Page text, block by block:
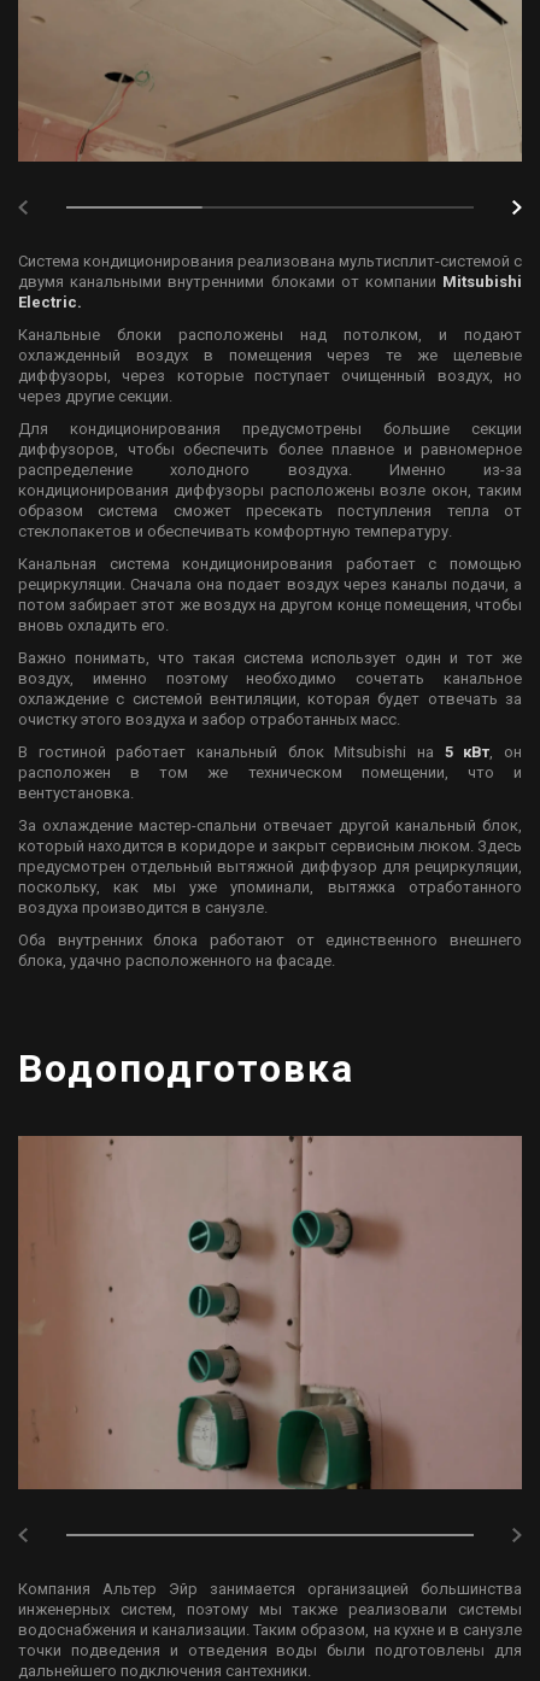
Система кондиционирования реализована мультисплит-системой с
двумя канальными внутренними блоками от компании Mitsubishi
Electric.
Канальные блоки расположены над потолком, и подают
охлажденный воздух в помещения через те же щелевые
диффузоры, через которые поступает очищенный воздух, но
через другие секции.
Для кондиционирования предусмотрены большие секции
диффузоров, чтобы обеспечить более плавное и равномерное
распределение холодного воздуха. Именно из-за
кондиционирования диффузоры расположены возле окон, таким
образом система сможет пресекать поступления тепла от
стеклопакетов и обеспечивать комфортную температуру.
Канальная система кондиционирования работает с помощью
рециркуляции. Сначала она подает воздух через каналы подачи, а
потом забирает этот же воздух на другом конце помещения, чтобы
вновь охладить его.
Важно понимать, что такая система использует один и тот же
воздух, именно поэтому необходимо сочетать канальное
охлаждение с системой вентиляции, которая будет отвечать за
очистку этого воздуха и забор отработанных масс.
В гостиной работает канальный блок Mitsubishi на 5 кВт, он
расположен в том же техническом помещении, что и
вентустановка.
За охлаждение мастер-спальни отвечает другой канальный блок,
который находится в коридоре и закрыт сервисным люком. Здесь
предусмотрен отдельный вытяжной диффузор для рециркуляции,
поскольку, как мы уже упоминали, вытяжка отработанного
воздуха производится в санузле.
Оба внутренних блока работают от единственного внешнего
блока, удачно расположенного на фасаде.
Водоподготовка
Компания Альтер Эйр занимается организацией большинства
инженерных систем, поэтому мы также реализовали системы
водоснабжения и канализации. Таким образом, на кухне и в санузле
точки подведения и отведения воды были подготовлены для
дальнейшего подключения сантехники.